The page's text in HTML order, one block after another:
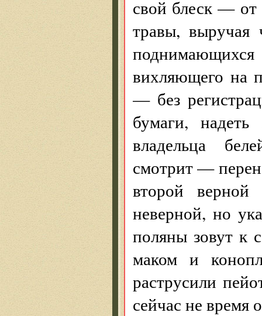
свой блеск — от
травы,
вихляющего на
— без
бумаги,
владельца
смотрит —
второй
неверной, но
поляны зовут к
маком и
раструсили
сейчас не время